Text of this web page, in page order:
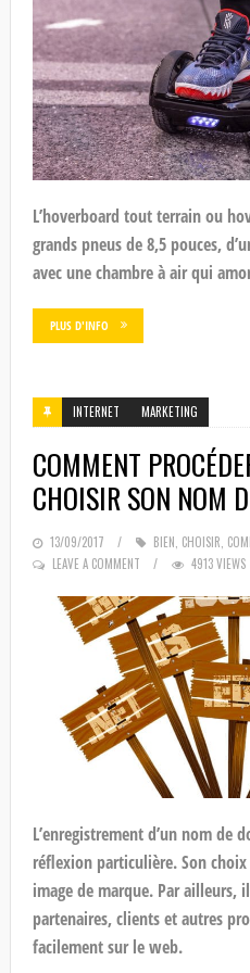
L’hoverboard tout terrain ou
grands pneus de 8,5 pouces,
avec une chambre à air qui
PLUS D'INFO
INTERNET MARKETING
COMMENT
CHOISIR SON NOM
POSTED
ON
13/09/2017 BIEN CHOISIR
LEAVE A COMMENT
4913 VIEWS
L’enregistrement d’un nom de
réflexion particulière. Son
image de marque. Par ailleurs,
partenaires, clients et autres
facilement sur le web.